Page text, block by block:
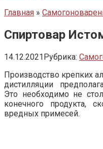
Главная »
Спиртовар
14.12.2021Рубрика:
Производство крепких
дистилляции
Это необходимо не
конечного продукта,
вредных примесей.